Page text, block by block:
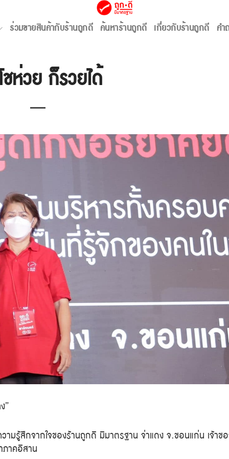
ร่วมขายสินค้ากับร้านถูกดี ค้นหาร้านถูกดี เกี่ยวกับร้านถูกดี ค
ชห่วย ก็รวยได้
”
ามรู้สึกจากใจของร้านถูกดี มีมาตรฐาน จ่าแดง จ.ขอนแก่น เจ้าข
าคอีสาน